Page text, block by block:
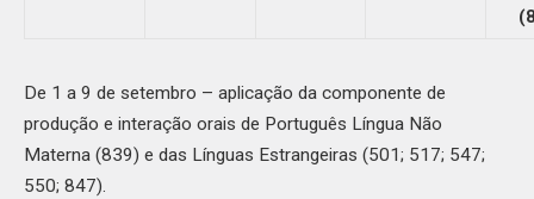
De 1 a 9 de setembro – aplicação da componente de
produção e interação orais de Português Língua Não
Materna (839) e das Línguas Estrangeiras (501; 517; 547;
550; 847).